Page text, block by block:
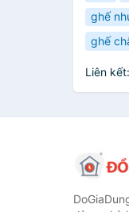
ghế
ghế
Liên kết: